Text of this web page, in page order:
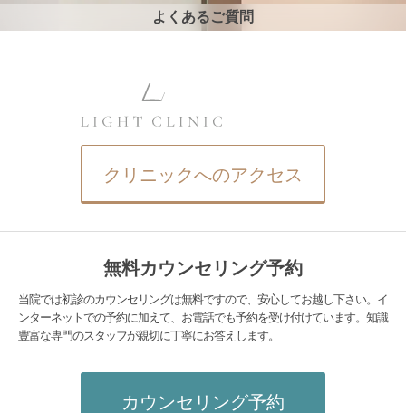
よくあるご質問
クリニックへのアクセス
無料カウンセリング予約
当院では初診のカウンセリングは無料ですので、安心してお越し下さい。イ
ンターネットでの予約に加えて、お電話でも予約を受け付けています。知識
豊富な専門のスタッフが親切に丁寧にお答えします。
カウンセリング予約